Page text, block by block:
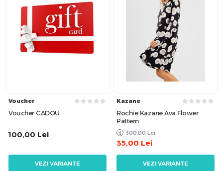
Voucher
Voucher CADOU
100,00 Lei
VEZI VARIANTE
Kazane
Rochie Kazane Ava Flower
Pattern
300,00 Lei
35,00 Lei
VEZI VARIANTE